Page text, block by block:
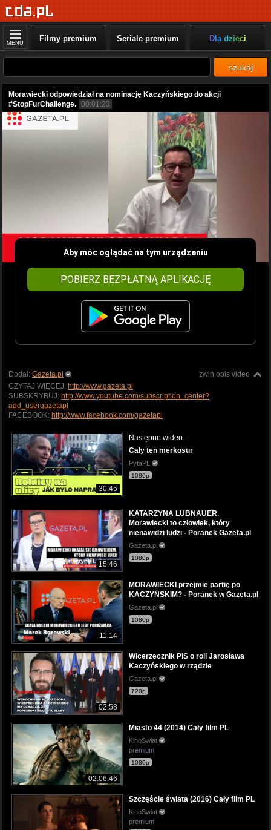
MENU Filmy premium Seriale premium Dla dzieci
szukaj
Morawiecki odpowiedział na nominację Kaczyńskiego do akcji
#StopFurChallenge. 00:01:23
Aby móc oglądać na tym urządzeniu
POBIERZ BEZPŁATNĄ APLIKACJĘ
zwiń opis video
Dodał: Gazeta.pl
CZYTAJ WIĘCEJ: http://www.gazeta.pl
SUBSKRYBUJ: http://www.youtube.com/subscription_center?
add_usergazetapl
FACEBOOK: http://www.facebook.com/gazetapl
30:45
Następne wideo:
Cały ten merkosur
PytaPL
1080p
15:46
KATARZYNA LUBNAUER.
Morawiecki to człowiek, który
nienawidzi ludzi - Poranek Gazeta.pl
Gazeta.pl
1080p
11:14
MORAWIECKI przejmie partię po
KACZYŃSKIM? - Poranek w Gazeta.pl
Gazeta.pl
1080p
02:58
Wicerzecznik PiS o roli Jarosława
Kaczyńskiego w rządzie
Gazeta.pl
720p
02:06:46
Miasto 44 (2014) Cały film PL
KinoSwiat
premium
1080p
Szczęście świata (2016) Cały film PL
KinoSwiat
premium